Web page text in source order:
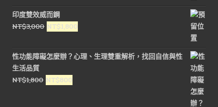
價
格：
NT$1,200。
價
格：
NT$500。
印度雙效威而鋼
NT$3,000 原
價
格：
NT$3,000。
NT$1,800
價
格：
性功能障礙怎麼辦？心理、生理雙重解析，找回自信與性
生活品質
NT$1,800 原
NT$800